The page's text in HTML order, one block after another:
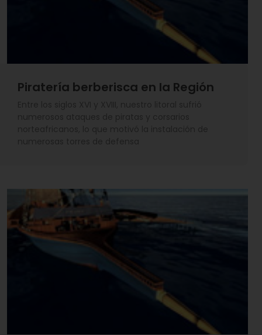
Piratería berberisca en la Región